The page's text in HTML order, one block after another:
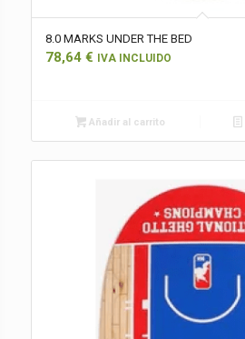
8.0 MARKS UNDER THE BED
78,64 € IVA INCLUIDO
Añadir al carrito